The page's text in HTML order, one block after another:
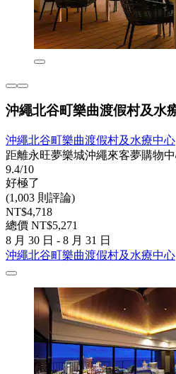
沖繩北谷町樂曲渡假村及水
沖繩北谷町樂曲渡假村及水療中心
距離永旺夢樂城沖繩來客夢購物中
9.4/10
好極了
(1,003 則評論)
NT$4,718
總價 NT$5,271
8 月 30 日 - 8 月 31 日
沖繩北谷町樂曲渡假村及水療中心